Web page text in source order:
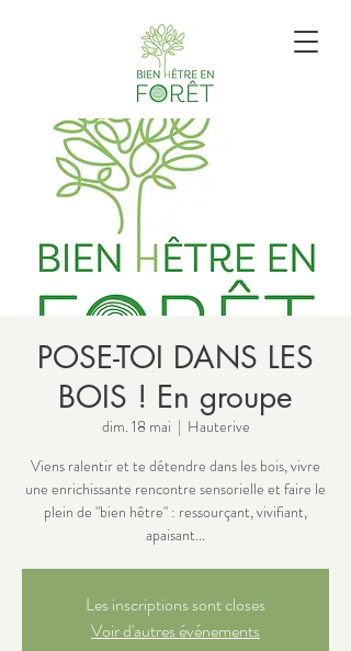
POSE-TOI DANS LES
BOIS ! En groupe
dim. 18 mai
  |
Hauterive
Viens ralentir et te détendre dans les bois, vivre
une enrichissante rencontre sensorielle et faire le
plein de "bien hêtre" : ressourçant, vivifiant,
apaisant...
Les inscriptions sont closes
Voir d'autres événements